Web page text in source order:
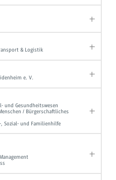
& Logistik
e. V.
und Gesundheitswesen
/ Bürgerschaftliches
Sozial- und Familienhilfe